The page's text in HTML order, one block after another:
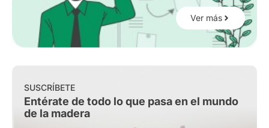
Ver más
SUSCRÍBETE
Entérate de todo lo que pasa en el mundo
de la madera